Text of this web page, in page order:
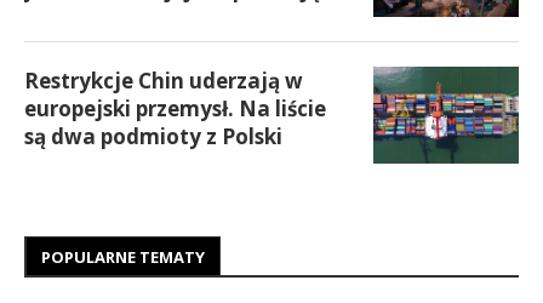
Restrykcje Chin uderzają w
europejski przemysł. Na liście
są dwa podmioty z Polski
POPULARNE TEMATY